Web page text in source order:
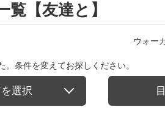
覧【友達と】
ウォー
条件を変えてお探しください。
選択